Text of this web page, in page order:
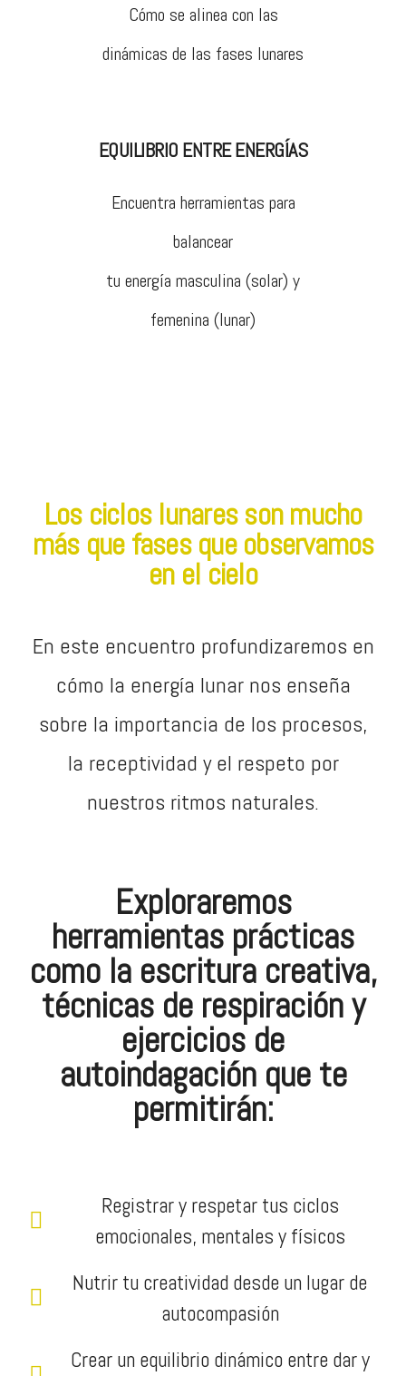
Cómo se alinea con las
dinámicas de las fases lunares
EQUILIBRIO ENTRE ENERGÍAS
Encuentra herramientas para
balancear
tu energía masculina (solar) y
femenina (lunar)
Los ciclos lunares son mucho
más que fases que observamos
en el cielo
En este encuentro profundizaremos en
cómo la energía lunar nos enseña
sobre la importancia de los procesos,
la receptividad y el respeto por
nuestros ritmos naturales.
Exploraremos
herramientas prácticas
como la escritura creativa,
técnicas de respiración y
ejercicios de
autoindagación que te
permitirán:
Registrar y respetar tus ciclos
emocionales, mentales y físicos
Nutrir tu creatividad desde un lugar de
autocompasión
Crear un equilibrio dinámico entre dar y